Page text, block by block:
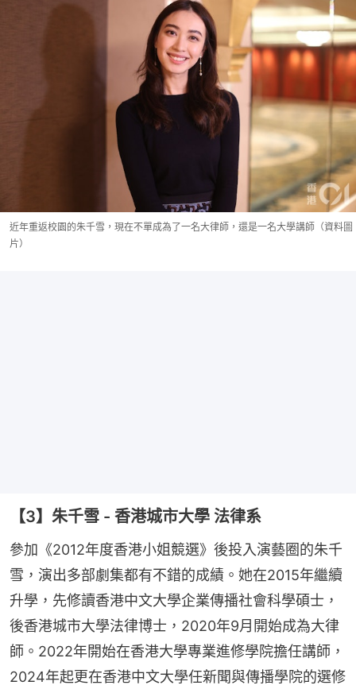
近年重返校園的朱千雪，現在不單成為了一名大律師，還是一名大學講師（資料圖
片）
【3】朱千雪 - 香港城市大學 法律系
參加《2012年度香港小姐競選》後投入演藝圈的朱千
雪，演出多部劇集都有不錯的成績。她在2015年繼續
升學，先修讀香港中文大學企業傳播社會科學碩士，
後香港城市大學法律博士，2020年9月開始成為大律
師。2022年開始在香港大學專業進修學院擔任講師，
2024年起更在香港中文大學任新聞與傳播學院的選修